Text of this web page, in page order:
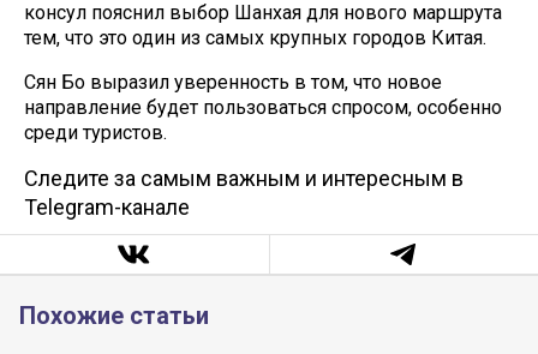
консул пояснил выбор Шанхая для нового маршрута
тем, что это один из самых крупных городов Китая.
Сян Бо выразил уверенность в том, что новое
направление будет пользоваться спросом, особенно
среди туристов.
Следите за самым важным и интересным в
Telegram-канале
Похожие статьи